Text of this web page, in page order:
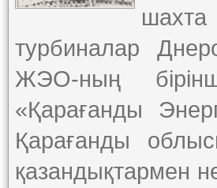
турбиналар
ЖЭО-ның
«Қарағанды
Қарағанды
қазандықтармен